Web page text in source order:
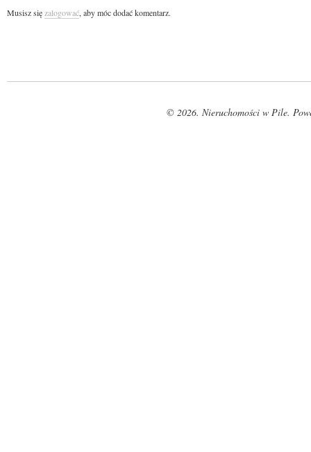
Musisz sięzalogować, aby móc dodać komentarz.
© 2026. Nieruchomości w Pile.